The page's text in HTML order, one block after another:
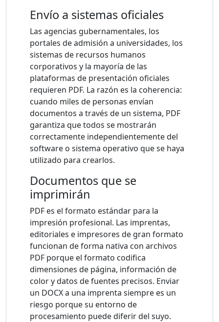
Envío a sistemas oficiales
Las agencias gubernamentales, los
portales de admisión a universidades, los
sistemas de recursos humanos
corporativos y la mayoría de las
plataformas de presentación oficiales
requieren PDF. La razón es la coherencia:
cuando miles de personas envían
documentos a través de un sistema, PDF
garantiza que todos se mostrarán
correctamente independientemente del
software o sistema operativo que se haya
utilizado para crearlos.
Documentos que se
imprimirán
PDF es el formato estándar para la
impresión profesional. Las imprentas,
editoriales e impresores de gran formato
funcionan de forma nativa con archivos
PDF porque el formato codifica
dimensiones de página, información de
color y datos de fuentes precisos. Enviar
un DOCX a una imprenta siempre es un
riesgo porque su entorno de
procesamiento puede diferir del suyo.